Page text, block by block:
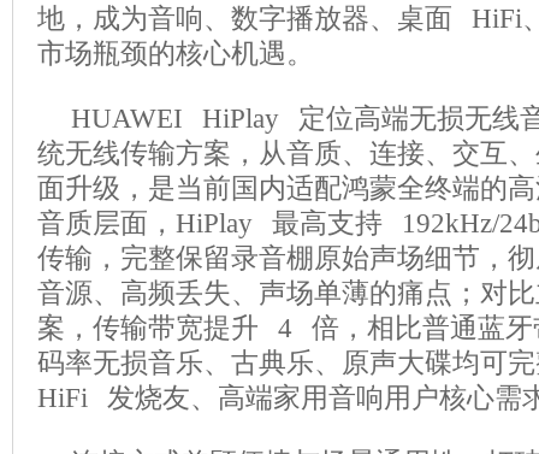
地，成为音响、数字播放器、桌面 HiFi
市场瓶颈的核心机遇。
HUAWEI HiPlay 定位高端无损无线
统无线传输方案，从音质、连接、交互
面升级，是当前国内适配鸿蒙全终端的
音质层面，HiPlay 最高支持 192kHz/
传输，完整保留录音棚原始声场细节，
音源、高频丢失、声场单薄的痛点；对
案，传输带宽提升 4 倍，相比普通蓝
码率无损音乐、古典乐、原声大碟均可
HiFi 发烧友、高端家用音响用户核心需